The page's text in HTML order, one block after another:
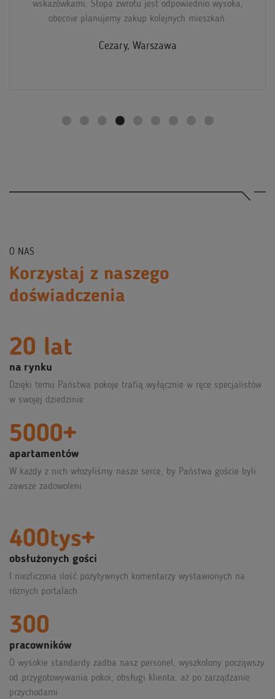
pozytywnych ocen na portalach rezerwacyjnych.
O NAS
Korzystaj z naszego
doświadczenia
20 lat
na rynku
Dzięki temu Państwa pokoje trafią wyłącznie w ręce specjalistów
w swojej dziedzinie
5000+
apartamentów
W każdy z nich włożyliśmy nasze serce, by Państwa goście byli
zawsze zadowoleni
400tys+
obsłużonych gości
I niezliczona ilość pozytywnych komentarzy wystawionych na
różnych portalach
300
pracowników
O wysokie standardy zadba nasz personel, wyszkolony począwszy
od przygotowywania pokoi, obsługi klienta, aż po zarządzanie
przychodami